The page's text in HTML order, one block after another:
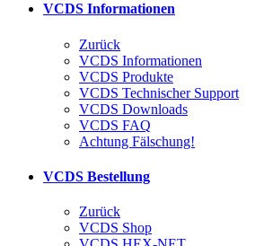
VCDS Informationen
Zurück
VCDS Informationen
VCDS Produkte
VCDS Technischer Support
VCDS Downloads
VCDS FAQ
Achtung Fälschung!
VCDS Bestellung
Zurück
VCDS Shop